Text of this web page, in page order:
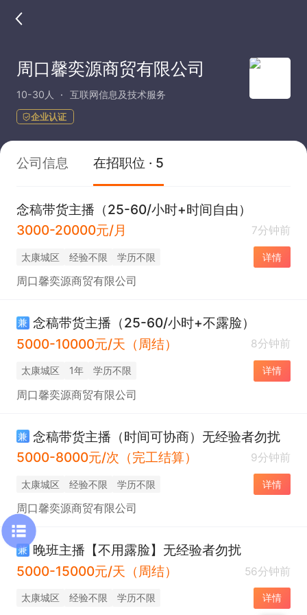
周口馨奕源商贸有限公司
10-30人 互联网信息及技术服务
企业认证
公司信息 在招职位 · 5
念稿带货主播（25-60/小时+时间自由）
3000-20000元/月
7分钟前
太康城区 经验不限 学历不限 详情
周口馨奕源商贸有限公司
兼 念稿带货主播（25-60/小时+不露脸）
5000-10000元/天（周结）
8分钟前
太康城区 1年 学历不限 详情
周口馨奕源商贸有限公司
兼 念稿带货主播（时间可协商）无经验者勿扰
5000-8000元/次（完工结算）
9分钟前
太康城区 经验不限 学历不限 详情
周口馨奕源商贸有限公司
兼 晚班主播【不用露脸】无经验者勿扰
5000-15000元/天（周结）
56分钟前
太康城区 经验不限 学历不限 详情